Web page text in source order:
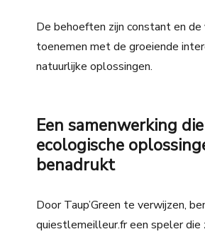
De behoeften zijn constant en
toenemen met de groeiende
natuurlijke oplossingen.
Een samenwerking die
ecologische
benadrukt
Door Taup’Green te verwijzen,
quiestlemeilleur.fr een speler die